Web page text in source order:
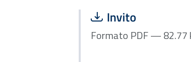
Scarica file:
Invito